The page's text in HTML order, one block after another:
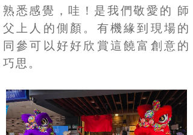
熟悉感覺，哇！是我們敬愛的 師
父上人的側顏。有機緣到現場的
同參可以好好欣賞這饒富創意的
巧思。